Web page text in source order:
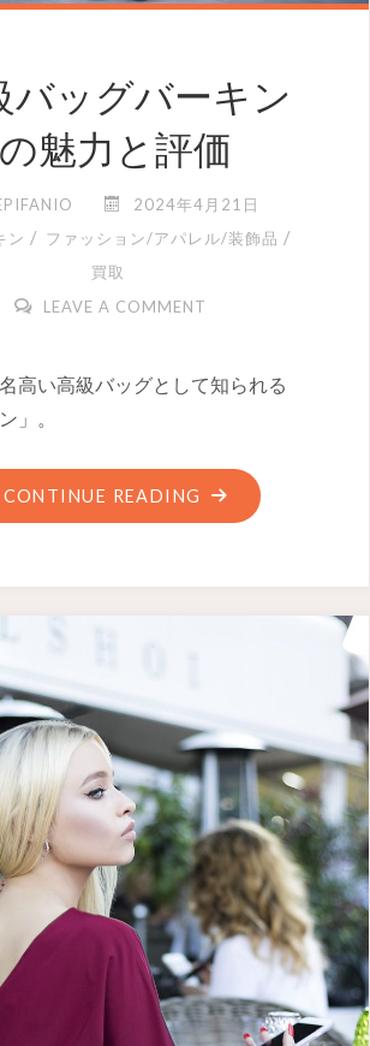
バッグバーキン
の魅力と評価
2024年4月21日
ン / ファッション/アパレル/装飾品 /
買取
LEAVE A COMMENT
高い高級バッグとして知られる
」。
CONTINUE READING